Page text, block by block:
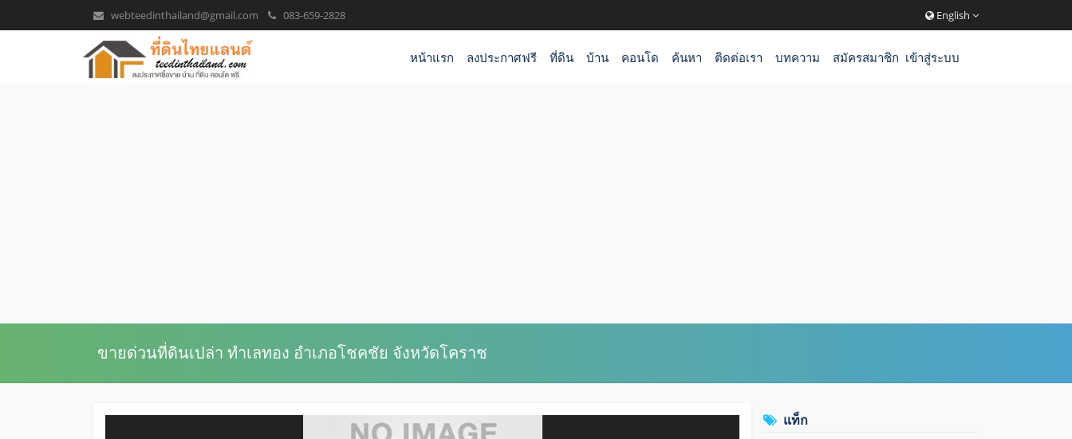
webteedinthailand@gmail.com 083-659-2828 English
หน้าแรก ลงประกาศฟรี ที่ดิน บ้าน คอนโด ค้นหา ติดต่อเรา บทความ สมัครสมาชิก เข้าสู่ระบบ
ขายด่วนที่ดินเปล่า ทำเลทอง อำเภอโชคชัย จังหวัดโคราช
แท็ก